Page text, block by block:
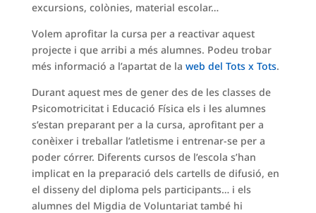
excursions, colònies, material escolar…
Volem aprofitar la cursa per a reactivar aquest
projecte i que arribi a més alumnes. Podeu trobar
més informació a l’apartat de la web del Tots x Tots.
Durant aquest mes de gener des de les classes de
Psicomotricitat i Educació Física els i les alumnes
s’estan preparant per a la cursa, aprofitant per a
conèixer i treballar l’atletisme i entrenar-se per a
poder córrer. Diferents cursos de l’escola s’han
implicat en la preparació dels cartells de difusió, en
el disseny del diploma pels participants… i els
alumnes del Migdia de Voluntariat també hi